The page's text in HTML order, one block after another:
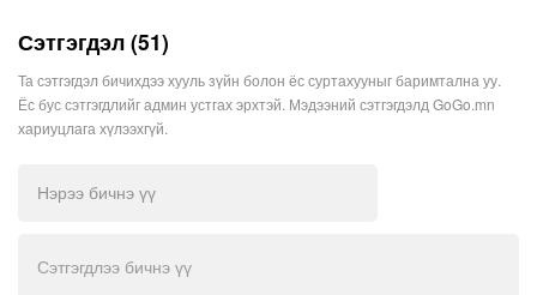
Сэтгэгдэл (51)
Та сэтгэгдэл бичихдээ хууль зүйн болон ёс суртахууныг баримтална уу.
Ёс бус сэтгэгдлийг админ устгах эрхтэй. Мэдээний сэтгэгдэлд GoGo.mn
хариуцлага хүлээхгүй.